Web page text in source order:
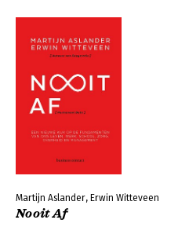
Martijn Aslander, Erwin Witteveen
Nooit Af